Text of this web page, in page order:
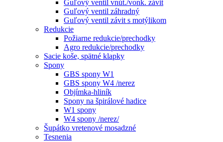
Guľový ventil vnút./vonk. závit
Guľový ventil záhradný
Guľový ventil závit s motýlikom
Redukcie
Požiarne redukcie/prechodky
Agro redukcie/prechodky
Sacie koše, spätné klapky
Spony
GBS spony W1
GBS spony W4 /nerez
Objímka-hliník
Spony na špirálové hadice
W1 spony
W4 spony /nerez/
Šupátko vretenové mosadzné
Tesnenia